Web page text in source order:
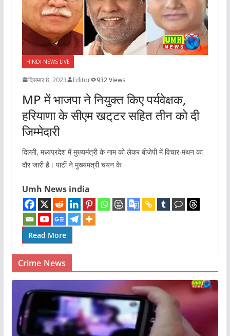
HINDI NEWS LIVE
दिसम्बर 8, 2023 Editor 932 Views
MP में भाजपा ने नियुक्त किए पर्यवेक्षक,
हरियाणा के सीएम खट्‌टर सहित तीन को दी
जिम्मेदारी
दिल्ली, मध्यप्रदेश में मुख्यमंत्री के नाम को लेकर बीजेपी में विचार-मंथन का
दौर जारी है। पार्टी ने मुख्यमंत्री चयन के
Umh News india
Read More
Crime News